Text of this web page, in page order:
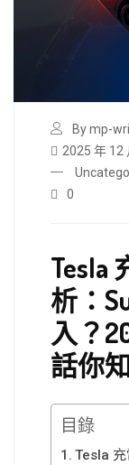
By mp-
2025 年 12
0
Tesla
析：
入？
話你
目錄
Tesla